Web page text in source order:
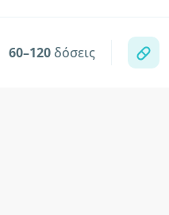
60–120δόσεις